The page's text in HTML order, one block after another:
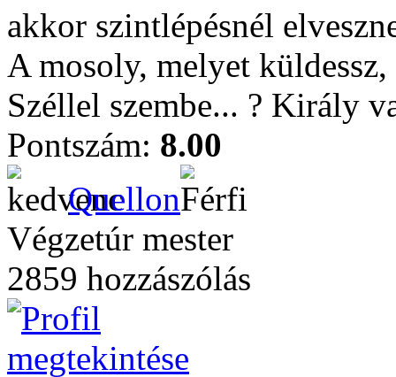
akkor szintlépésnél
A mosoly, melyet
Széllel szembe... ? Király
Pontszám: 8.00
Quellon
Végzetúr mester
2859 hozzászólás